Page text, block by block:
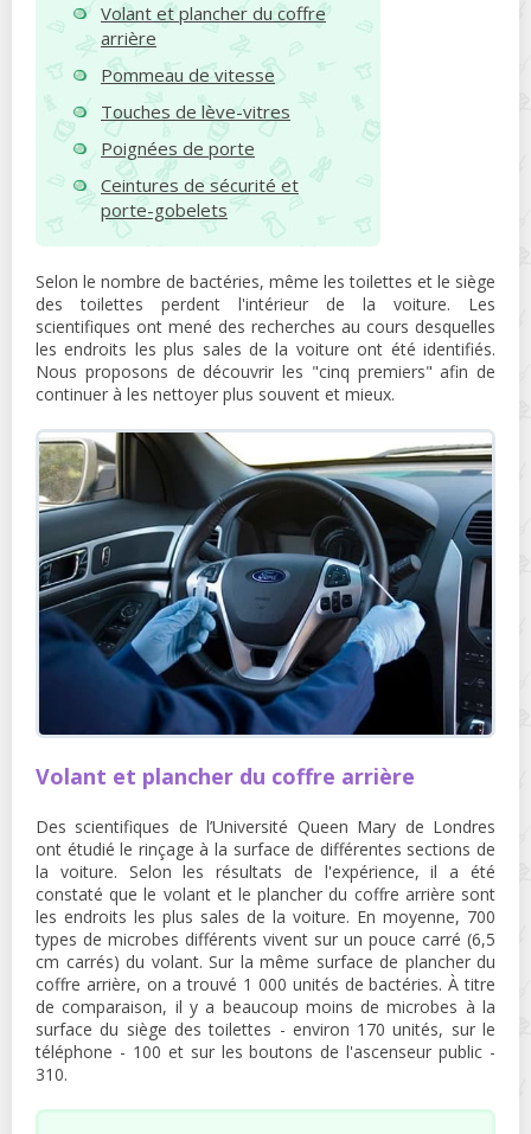
Volant et plancher du coffre
arrière
Pommeau de vitesse
Touches de lève-vitres
Poignées de porte
Ceintures de sécurité et
porte-gobelets
Selon le nombre de bactéries, même les toilettes et le siège
des toilettes perdent l'intérieur de la voiture. Les
scientifiques ont mené des recherches au cours desquelles
les endroits les plus sales de la voiture ont été identifiés.
Nous proposons de découvrir les "cinq premiers" afin de
continuer à les nettoyer plus souvent et mieux.
Volant et plancher du coffre arrière
Des scientifiques de l’Université Queen Mary de Londres
ont étudié le rinçage à la surface de différentes sections de
la voiture. Selon les résultats de l'expérience, il a été
constaté que le volant et le plancher du coffre arrière sont
les endroits les plus sales de la voiture. En moyenne, 700
types de microbes différents vivent sur un pouce carré (6,5
cm carrés) du volant. Sur la même surface de plancher du
coffre arrière, on a trouvé 1 000 unités de bactéries. À titre
de comparaison, il y a beaucoup moins de microbes à la
surface du siège des toilettes - environ 170 unités, sur le
téléphone - 100 et sur les boutons de l'ascenseur public -
310.